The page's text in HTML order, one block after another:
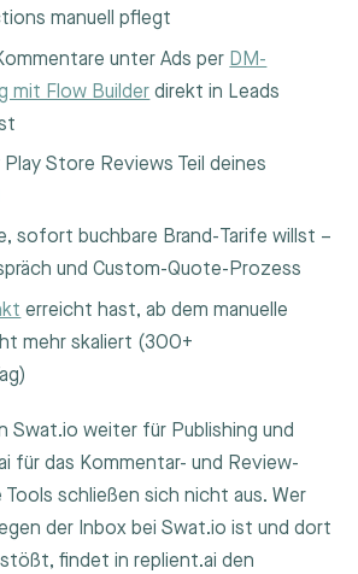
manuell pflegt
unter Ads per DM-
mit Flow Builder direkt in Leads
Store Reviews Teil deines
sofort buchbare Brand-Tarife willst –
und Custom-Quote-Prozess
erreicht hast, ab dem manuelle
mehr skaliert (300+
Swat.io weiter für Publishing und
für das Kommentar- und Review-
schließen sich nicht aus. Wer
der Inbox bei Swat.io ist und dort
findet in replient.ai den